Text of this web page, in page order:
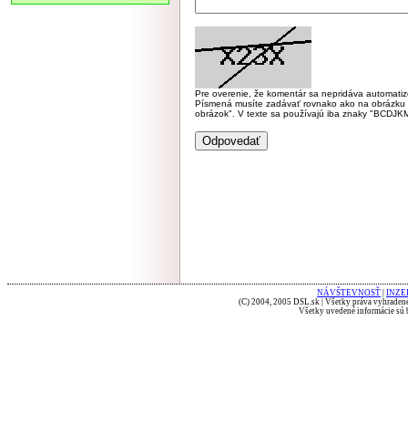
Pre overenie, že komentár sa nepridáva
Písmená musíte zadávať rovnako ako na
obrázok". V texte sa používajú iba znaky
NÁVŠTEVNOSŤ
(C) 2004, 2005 DSL.sk | Všetky práva
Všetky uvedené informácie sú